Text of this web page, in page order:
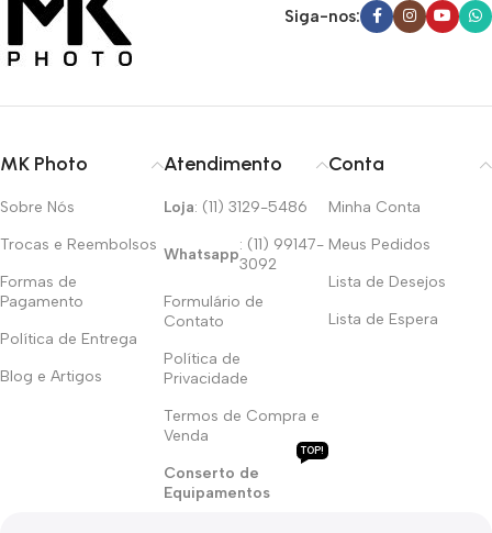
Siga-nos:
MK Photo
Sobre Nós
Trocas e Reembolsos
Formas de
Pagamento
Política de Entrega
Blog e Artigos
Atendimento
Loja: (11) 3129-5486
Whatsapp
: (11) 99147-
3092
Formulário de
Contato
Política de
Privacidade
Termos de Compra e
Venda
Conserto de
Equipamentos
TOP!
Conta
Minha Conta
Meus Pedidos
Lista de Desejos
Lista de Espera